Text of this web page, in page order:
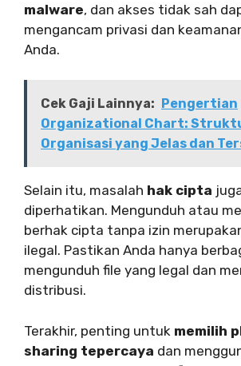
malware, dan akses tidak sah
mengancam privasi dan
Anda.
Cek Gaji Lainnya: Pengertian
Organizational Chart:
Organisasi yang Jelas dan
Selain itu, masalah hak cipta
diperhatikan. Mengunduh atau
berhak cipta tanpa izin
ilegal. Pastikan Anda hanya
mengunduh file yang legal dan
distribusi.
Terakhir, penting untuk memilih
sharing tepercaya dan